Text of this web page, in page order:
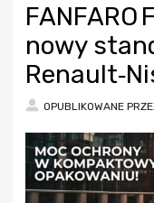
FANFARO
nowy
OPUBLIKOWANE